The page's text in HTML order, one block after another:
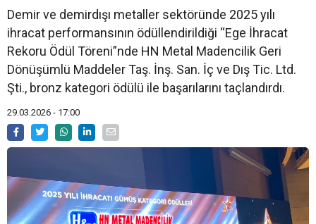
Demir ve demirdışı metaller sektöründe 2025 yılı
ihracat performansının ödüllendirildiği “Ege İhracat
Rekoru Ödül Töreni”nde HN Metal Madencilik Geri
Dönüşümlü Maddeler Taş. İnş. San. İç ve Dış Tic. Ltd.
Şti., bronz kategori ödülü ile başarılarını taçlandırdı.
29.03.2026 - 17:00